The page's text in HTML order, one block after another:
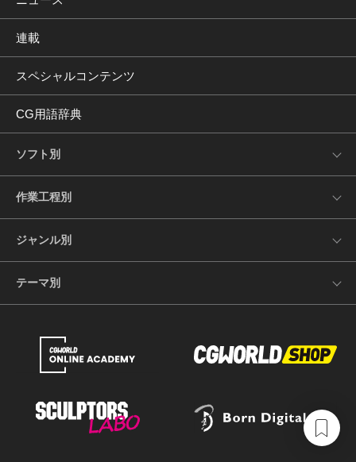
連載
スペシャルコンテンツ
CG用語辞典
ソフト別
作業工程別
ジャンル別
テーマ別